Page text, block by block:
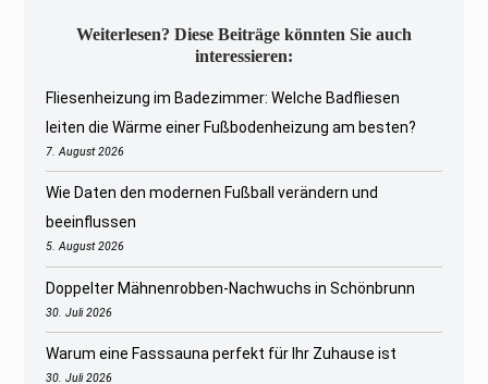
Weiterlesen? Diese Beiträge könnten Sie auch
interessieren:
Fliesenheizung im Badezimmer: Welche Badfliesen
leiten die Wärme einer Fußbodenheizung am besten?
7. August 2026
Wie Daten den modernen Fußball verändern und
beeinflussen
5. August 2026
Doppelter Mähnenrobben-Nachwuchs in Schönbrunn
30. Juli 2026
Warum eine Fasssauna perfekt für Ihr Zuhause ist
30. Juli 2026